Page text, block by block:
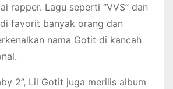
rapper. Lagu seperti “VVS” dan
favorit banyak orang dan
nama Gotit di kancah
2”, Lil Gotit juga merilis album